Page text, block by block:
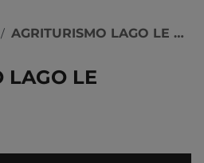
/ AGRITURISMO LAGO LE TEMERICI
LAGO LE